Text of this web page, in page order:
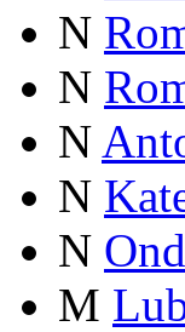
N
N
N
N
N
M